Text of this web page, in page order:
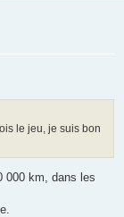
le jeu, je suis bon
000 km, dans les